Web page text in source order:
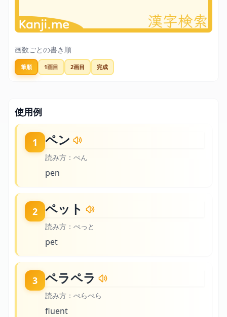
画数ごとの書き順
筆順 1画目 2画目 完成
使用例
1 ペン
読み方： ぺん
pen
2 ペット
読み方： ぺっと
pet
3 ペラペラ
読み方： ぺらぺら
fluent